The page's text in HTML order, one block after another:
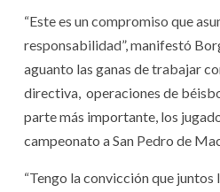
“Este es un compromiso que
responsabilidad”, manifestó
aguanto las ganas de trabajar
directiva, operaciones de
parte más importante, los
campeonato a San Pedro de
“Tengo la convicción que